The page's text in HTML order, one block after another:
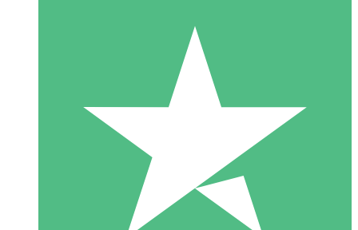
10 Téléchargements
20 00